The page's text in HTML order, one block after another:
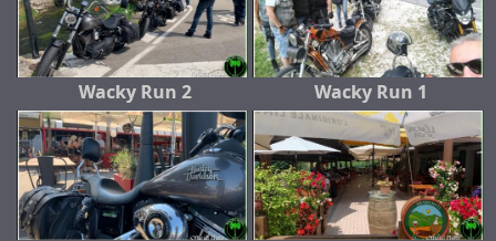
Wacky Run 2 Wacky Run 1